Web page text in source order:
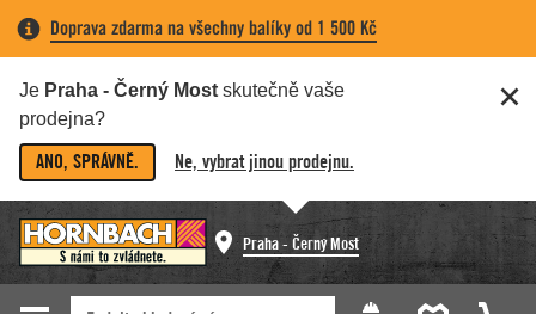
Doprava zdarma na všechny balíky od 1 500 Kč
Je Praha - Černý Most skutečně vaše
prodejna?
ANO, SPRÁVNĚ. Ne, vybrat jinou prodejnu.
Praha - Černý Most